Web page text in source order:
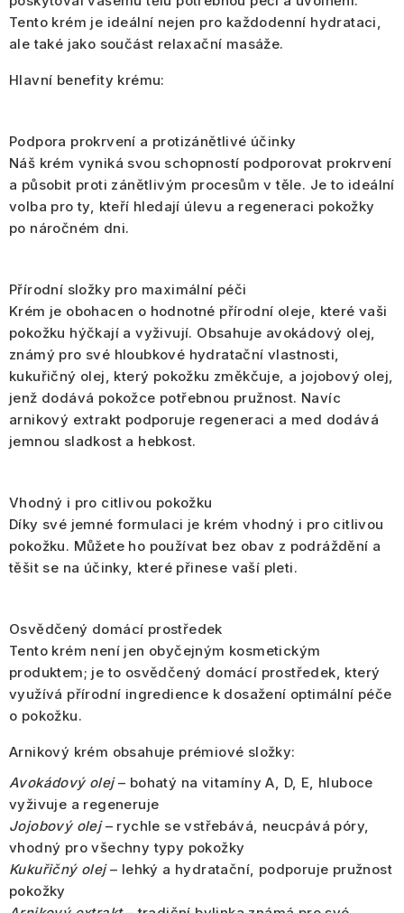
Tento krém je ideální nejen pro každodenní hydrataci
ale také jako součást relaxační masáže.
Hlavní benefity krému:
Podpora prokrvení a protizánětlivé účinky
Náš krém vyniká svou schopností podporovat prokrvení
a působit proti zánětlivým procesům v těle. Je to ideální
volba pro ty, kteří hledají úlevu a regeneraci pokožky
po náročném dni.
Přírodní složky pro maximální péči
Krém je obohacen o hodnotné přírodní oleje, které vaši
pokožku hýčkají a vyživují. Obsahuje avokádový olej,
známý pro své hloubkové hydratační vlastnosti,
kukuřičný olej, který pokožku změkčuje, a jojobový olej,
jenž dodává pokožce potřebnou pružnost. Navíc
arnikový extrakt podporuje regeneraci a med dodává
jemnou sladkost a hebkost.
Vhodný i pro citlivou pokožku
Díky své jemné formulaci je krém vhodný i pro citlivou
pokožku. Můžete ho používat bez obav z podráždění a
těšit se na účinky, které přinese vaší pleti.
Osvědčený domácí prostředek
Tento krém není jen obyčejným kosmetickým
produktem; je to osvědčený domácí prostředek, který
využívá přírodní ingredience k dosažení optimální péče
o pokožku.
Arnikový krém obsahuje prémiové složky:
Avokádový olej– bohatý na vitamíny A, D, E, hluboce
vyživuje a regeneruje
Jojobový olej– rychle se vstřebává, neucpává póry,
vhodný pro všechny typy pokožky
Kukuřičný olej– lehký a hydratační, podporuje pružnost
pokožky